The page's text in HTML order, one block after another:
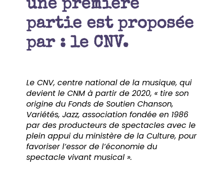
une première
partie est proposée
par : le CNV.
Le CNV, centre national de la musique, qui
devient le CNM à partir de 2020, « tire son
origine du Fonds de Soutien Chanson,
Variétés, Jazz, association fondée en 1986
par des producteurs de spectacles avec le
plein appui du ministère de la Culture, pour
favoriser l’essor de l’économie du
spectacle vivant musical ».